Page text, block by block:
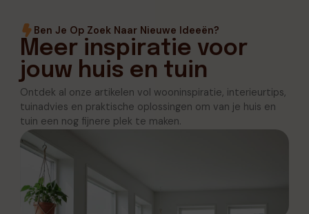
Ben Je Op Zoek Naar Nieuwe Ideeën?
Meer inspiratie voor
jouw huis en tuin
Ontdek al onze artikelen vol wooninspiratie, interieurtips,
tuinadvies en praktische oplossingen om van je huis en
tuin een nog fijnere plek te maken.